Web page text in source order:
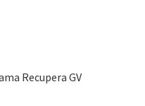
Recupera GV